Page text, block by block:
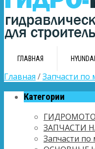
ГЛАВНАЯ HYUNDAI
Главная /Запчасти по
Категории
ЗАПЧАСТИ
Запчасти по